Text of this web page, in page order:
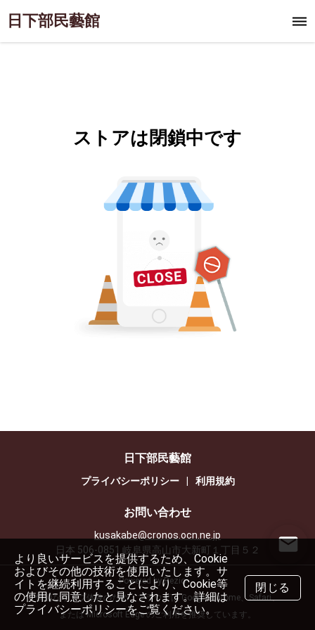
日下部民藝館
ストアは閉鎖中です
日下部民藝館
プライバシーポリシー 利用規約
お問い合わせ
kusakabe@cronos.ocn.ne.jp
日本 506-0851 岐阜県高山市大新町１丁目５２
Powered by Rezio
快適なウェブ体験のため、ブラウザは Google Chrome、Safari、
または Microsoft Edge のご利用を推奨しています。
より良いサービスを提供するため、Cookie
およびその他の技術を使用いたします。サ
イトを継続利用することにより、Cookie等
の使用に同意したと見なされます。詳細は
プライバシーポリシーをご覧ください。
閉じる